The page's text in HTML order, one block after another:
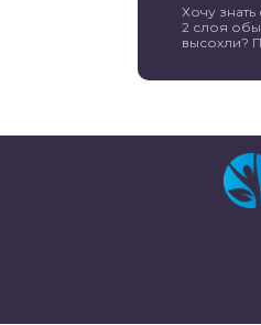
Хочу
2 слоя
высохли?